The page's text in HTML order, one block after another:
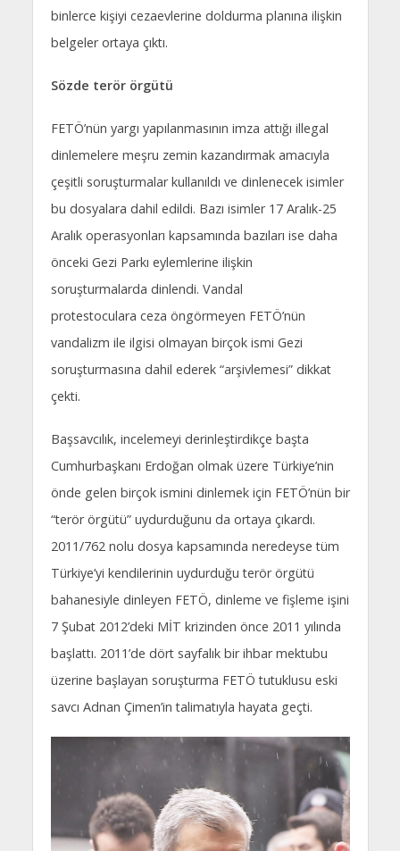
binlerce kişiyi cezaevlerine doldurma planına ilişkin
belgeler ortaya çıktı.
Sözde terör örgütü
FETÖ’nün yargı yapılanmasının imza attığı illegal
dinlemelere meşru zemin kazandırmak amacıyla
çeşitli soruşturmalar kullanıldı ve dinlenecek isimler
bu dosyalara dahil edildi. Bazı isimler 17 Aralık-25
Aralık operasyonları kapsamında bazıları ise daha
önceki Gezi Parkı eylemlerine ilişkin
soruşturmalarda dinlendi. Vandal
protestoculara ceza öngörmeyen FETÖ’nün
vandalizm ile ilgisi olmayan birçok ismi Gezi
soruşturmasına dahil ederek “arşivlemesi” dikkat
çekti.
Başsavcılık, incelemeyi derinleştirdikçe başta
Cumhurbaşkanı Erdoğan olmak üzere Türkiye’nin
önde gelen birçok ismini dinlemek için FETÖ’nün bir
“terör örgütü” uydurduğunu da ortaya çıkardı.
2011/762 nolu dosya kapsamında neredeyse tüm
Türkiye’yi kendilerinin uydurduğu terör örgütü
bahanesiyle dinleyen FETÖ, dinleme ve fişleme işini
7 Şubat 2012’deki MİT krizinden önce 2011 yılında
başlattı. 2011’de dört sayfalık bir ihbar mektubu
üzerine başlayan soruşturma FETÖ tutuklusu eski
savcı Adnan Çimen’in talimatıyla hayata geçti.